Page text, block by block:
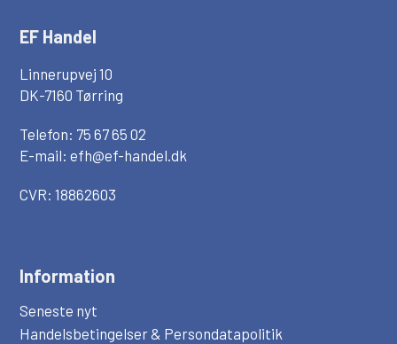
EF Handel
Linnerupvej 10
DK-7160 Tørring
Telefon: 75 67 65 02
E-mail:efh@ef-handel.dk
CVR: 18862603
Information
Seneste nyt
Handelsbetingelser & Persondatapolitik